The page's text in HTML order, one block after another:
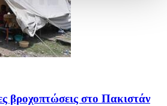
βροχοπτώσεις στο Πακιστάν